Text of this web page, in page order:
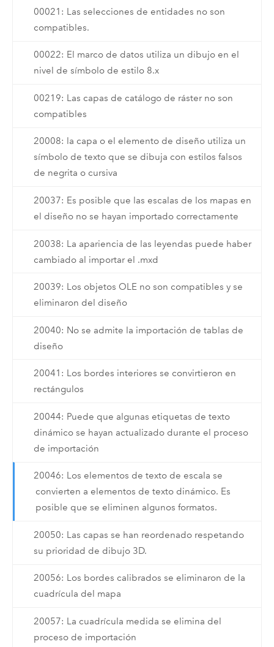
00021: Las selecciones de entidades no son
compatibles.
00022: El marco de datos utiliza un dibujo en el
nivel de símbolo de estilo 8.x
00219: Las capas de catálogo de ráster no son
compatibles
20008: la capa o el elemento de diseño utiliza un
símbolo de texto que se dibuja con estilos falsos
de negrita o cursiva
20037: Es posible que las escalas de los mapas en
el diseño no se hayan importado correctamente
20038: La apariencia de las leyendas puede haber
cambiado al importar el .mxd
20039: Los objetos OLE no son compatibles y se
eliminaron del diseño
20040: No se admite la importación de tablas de
diseño
20041: Los bordes interiores se convirtieron en
rectángulos
20044: Puede que algunas etiquetas de texto
dinámico se hayan actualizado durante el proceso
de importación
20046: Los elementos de texto de escala se
convierten a elementos de texto dinámico. Es
posible que se eliminen algunos formatos.
20050: Las capas se han reordenado respetando
su prioridad de dibujo 3D.
20056: Los bordes calibrados se eliminaron de la
cuadrícula del mapa
20057: La cuadrícula medida se elimina del
proceso de importación